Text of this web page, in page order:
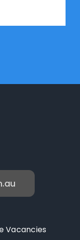
Vacancies